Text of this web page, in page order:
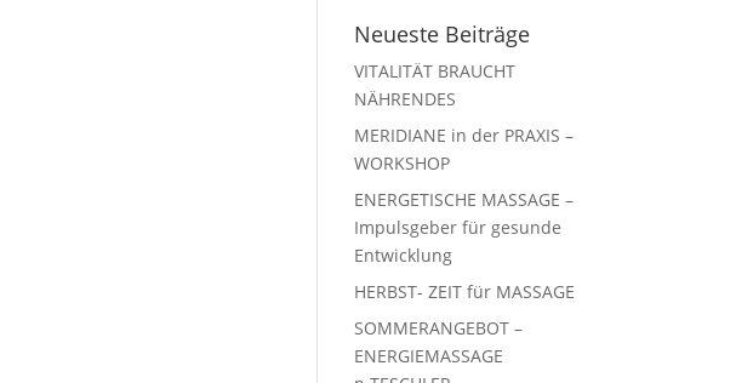
Neueste Beiträge
VITALITÄT BRAUCHT
NÄHRENDES
MERIDIANE in der PRAXIS –
WORKSHOP
ENERGETISCHE MASSAGE –
Impulsgeber für gesunde
Entwicklung
HERBST- ZEIT für MASSAGE
SOMMERANGEBOT –
ENERGIEMASSAGE